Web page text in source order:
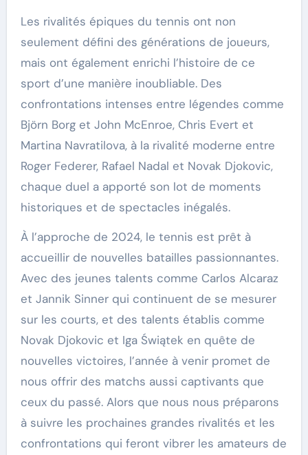
Les rivalités épiques du tennis ont non
seulement défini des générations de joueurs,
mais ont également enrichi l’histoire de ce
sport d’une manière inoubliable. Des
confrontations intenses entre légendes comme
Björn Borg et John McEnroe, Chris Evert et
Martina Navratilova, à la rivalité moderne entre
Roger Federer, Rafael Nadal et Novak Djokovic,
chaque duel a apporté son lot de moments
historiques et de spectacles inégalés.
À l’approche de 2024, le tennis est prêt à
accueillir de nouvelles batailles passionnantes.
Avec des jeunes talents comme Carlos Alcaraz
et Jannik Sinner qui continuent de se mesurer
sur les courts, et des talents établis comme
Novak Djokovic et Iga Świątek en quête de
nouvelles victoires, l’année à venir promet de
nous offrir des matchs aussi captivants que
ceux du passé. Alors que nous nous préparons
à suivre les prochaines grandes rivalités et les
confrontations qui feront vibrer les amateurs de